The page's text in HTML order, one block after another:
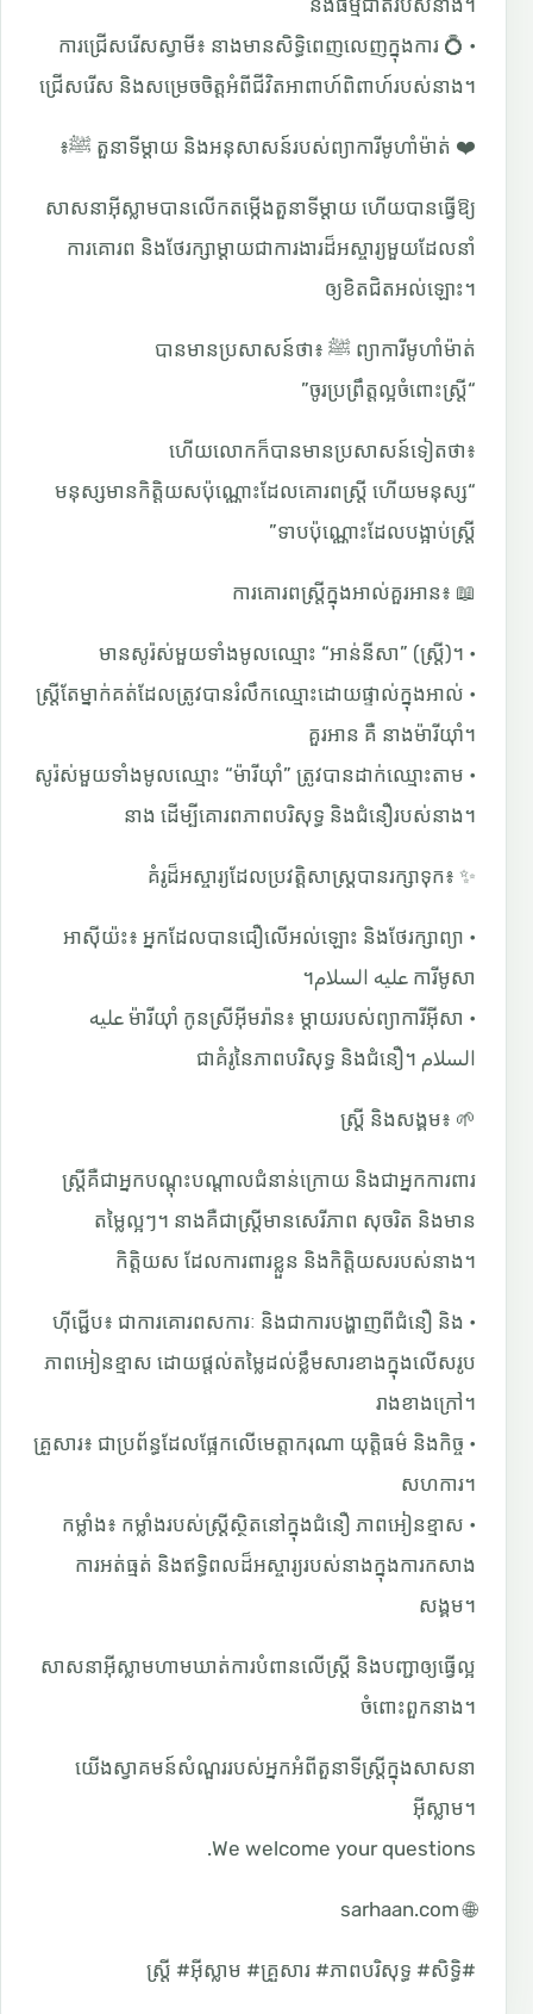
នឹងធម្មជាតិរបស់នាង។
• 💍 ការជ្រើសរើសស្វាមី៖ នាងមានសិទ្ធិពេញលេញក្នុងការ
ជ្រើសរើស និងសម្រេចចិត្តអំពីជីវិតអាពាហ៍ពិពាហ៍របស់នាង។
❤️ តួនាទីម្តាយ និងអនុសាសន៍របស់ព្យាការីមូហាំម៉ាត់ ﷺ៖
សាសនាអ៊ីស្លាមបានលើកតម្កើងតួនាទីម្តាយ ហើយបានធ្វើឱ្យ
ការគោរព និងថែរក្សាម្តាយជាការងារដ៏អស្ចារ្យមួយដែលនាំ
ឲ្យខិតជិតអល់ឡោះ។
ព្យាការីមូហាំម៉ាត់ ﷺ បានមានប្រសាសន៍ថា៖
“ចូរប្រព្រឹត្តល្អចំពោះស្ត្រី”
ហើយលោកក៏បានមានប្រសាសន៍ទៀតថា៖
“មនុស្សមានកិត្តិយសប៉ុណ្ណោះដែលគោរពស្ត្រី ហើយមនុស្ស
ទាបប៉ុណ្ណោះដែលបង្អាប់ស្ត្រី”
📖 ការគោរពស្ត្រីក្នុងអាល់គួរអាន៖
• មានសូរ៉ស់មួយទាំងមូលឈ្មោះ “អាន់នីសា” (ស្ត្រី)។
• ស្ត្រីតែម្នាក់គត់ដែលត្រូវបានរំលឹកឈ្មោះដោយផ្ទាល់ក្នុងអាល់
គួរអាន គឺ នាងម៉ារីយ៉ាំ។
• សូរ៉ស់មួយទាំងមូលឈ្មោះ “ម៉ារីយ៉ាំ” ត្រូវបានដាក់ឈ្មោះតាម
នាង ដើម្បីគោរពភាពបរិសុទ្ធ និងជំនឿរបស់នាង។
✨ គំរូដ៏អស្ចារ្យដែលប្រវត្តិសាស្ត្របានរក្សាទុក៖
• អាស៊ីយ៉ះ៖ អ្នកដែលបានជឿលើអល់ឡោះ និងថែរក្សាព្យា
ការីមូសា عليه السلام។
• ម៉ារីយ៉ាំ កូនស្រីអ៊ីមរ៉ាន៖ ម្តាយរបស់ព្យាការីអ៊ីសា عليه
السلام ជាគំរូនៃភាពបរិសុទ្ធ និងជំនឿ។
🌱 ស្ត្រី និងសង្គម៖
ស្ត្រីគឺជាអ្នកបណ្តុះបណ្តាលជំនាន់ក្រោយ និងជាអ្នកការពារ
តម្លៃល្អៗ។ នាងគឺជាស្ត្រីមានសេរីភាព សុចរិត និងមាន
កិត្តិយស ដែលការពារខ្លួន និងកិត្តិយសរបស់នាង។
• ហ៊ីជ្ជើប៖ ជាការគោរពសការៈ និងជាការបង្ហាញពីជំនឿ និង
ភាពអៀនខ្មាស ដោយផ្តល់តម្លៃដល់ខ្លឹមសារខាងក្នុងលើសរូប
រាងខាងក្រៅ។
• គ្រួសារ៖ ជាប្រព័ន្ធដែលផ្អែកលើមេត្តាករុណា យុត្តិធម៌ និងកិច្ច
សហការ។
• កម្លាំង៖ កម្លាំងរបស់ស្ត្រីស្ថិតនៅក្នុងជំនឿ ភាពអៀនខ្មាស
ការអត់ធ្មត់ និងឥទ្ធិពលដ៏អស្ចារ្យរបស់នាងក្នុងការកសាង
សង្គម។
សាសនាអ៊ីស្លាមហាមឃាត់ការបំពានលើស្ត្រី និងបញ្ជាឲ្យធ្វើល្អ
ចំពោះពួកនាង។
យើងស្វាគមន៍សំណួររបស់អ្នកអំពីតួនាទីស្ត្រីក្នុងសាសនា
អ៊ីស្លាម។
We welcome your questions.
🌐 sarhaan.com
#ស្ត្រី #អ៊ីស្លាម #គ្រួសារ #ភាពបរិសុទ្ធ #សិទ្ធិ